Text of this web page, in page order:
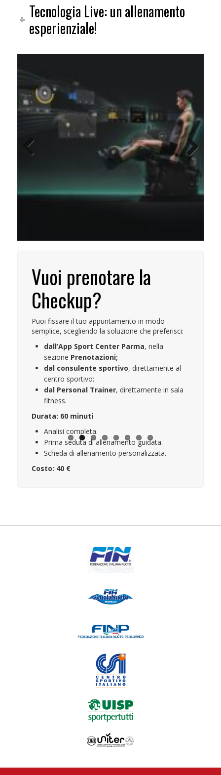
Tecnologia Live: un allenamento
esperienziale!
Next
Vuoi prenotare la
Checkup?
Puoi fissare il tuo appuntamento in modo
semplice, scegliendo la soluzione che preferisci:
dall’App Sport Center Parma, nella
sezione Prenotazioni;
dal consulente sportivo, direttamente al
centro sportivo;
dal Personal Trainer, direttamente in sala
fitness.
Durata: 60 minuti
Analisi completa.
Prima seduta di allenamento guidata.
Scheda di allenamento personalizzata.
Costo: 40 €